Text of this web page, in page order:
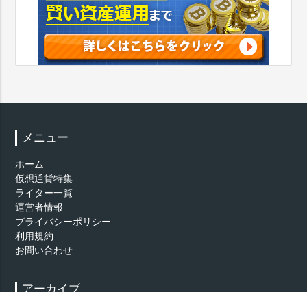
メニュー
ホーム
仮想通貨特集
ライター一覧
運営者情報
プライバシーポリシー
利用規約
お問い合わせ
アーカイブ